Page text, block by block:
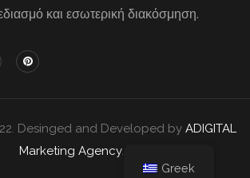
και εσωτερική διακόσμηση.
Desinged and Developed by ADIGITAL
Marketing Agency.
Greek